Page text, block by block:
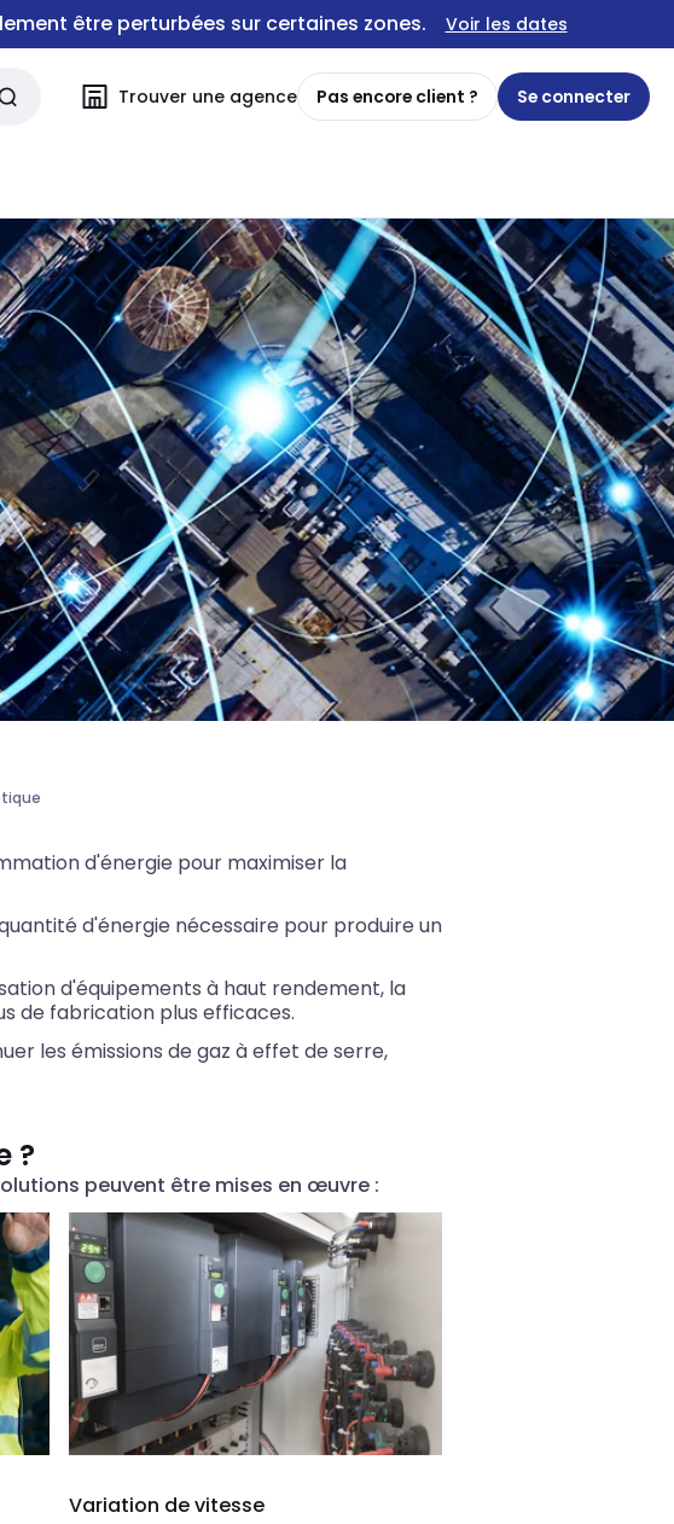
être perturbées sur certaines zones. Voir les dates
Trouver une agence Pas encore client ? Se connecter
d'énergie pour maximiser la
d'énergie nécessaire pour produire un
d'équipements à haut rendement, la
de fabrication plus efficaces.
les émissions de gaz à effet de serre,
?
peuvent être mises en œuvre :
Variation de vitesse